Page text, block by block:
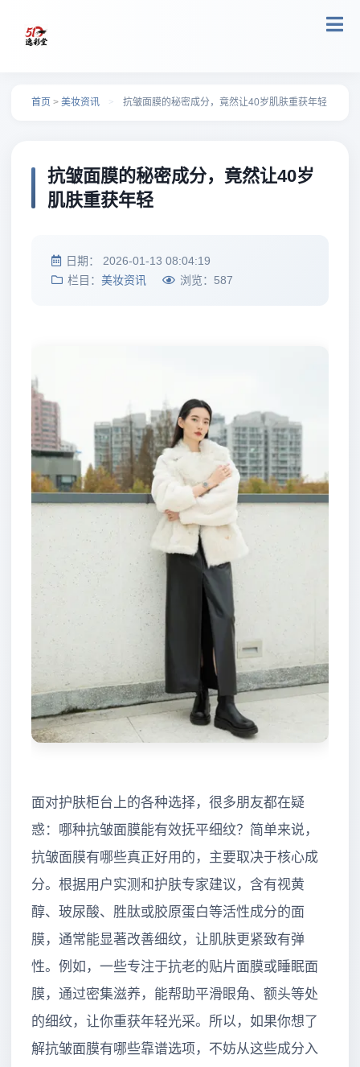
首页 > 美妆资讯 > 抗皱面膜的秘密成分，竟然让40岁肌肤重获年轻
抗皱面膜的秘密成分，竟然让40岁
肌肤重获年轻
日期： 2026-01-13 08:04:19
栏目： 美妆资讯 浏览： 587
面对护肤柜台上的各种选择，很多朋友都在疑
惑：哪种抗皱面膜能有效抚平细纹？简单来说，
抗皱面膜有哪些真正好用的，主要取决于核心成
分。根据用户实测和护肤专家建议，含有视黄
醇、玻尿酸、胜肽或胶原蛋白等活性成分的面
膜，通常能显著改善细纹，让肌肤更紧致有弹
性。例如，一些专注于抗老的贴片面膜或睡眠面
膜，通过密集滋养，能帮助平滑眼角、额头等处
的细纹，让你重获年轻光采。所以，如果你想了
解抗皱面膜有哪些靠谱选项，不妨从这些成分入